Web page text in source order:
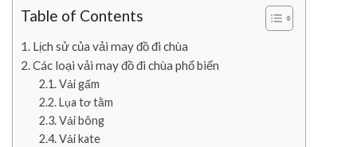
Table of Contents
Lịch sử của vải may đồ đi chùa
Các loại vải may đồ đi chùa phổ biến
Vải gấm
Lụa tơ tằm
Vải bông
Vải kate